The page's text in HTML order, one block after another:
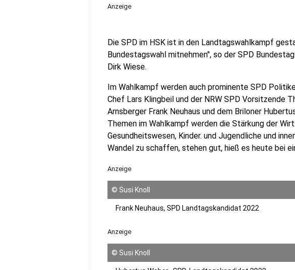
Anzeige
Die SPD im HSK ist in den Landtagswahlkampf
Bundestagswahl mitnehmen", so der SPD
Dirk Wiese.
Im Wahlkampf werden auch prominente SPD
Chef Lars Klingbeil und der NRW SPD Vorsitzende
Arnsberger Frank Neuhaus und dem Briloner
Themen im Wahlkampf werden die Stärkung der
Gesundheitswesen, Kinder. und Jugendliche und
Wandel zu schaffen, stehen gut, hieß es heute bei
Anzeige
© Susi Knoll
Frank Neuhaus, SPD Landtagskandidat 2022
Anzeige
© Susi Knoll